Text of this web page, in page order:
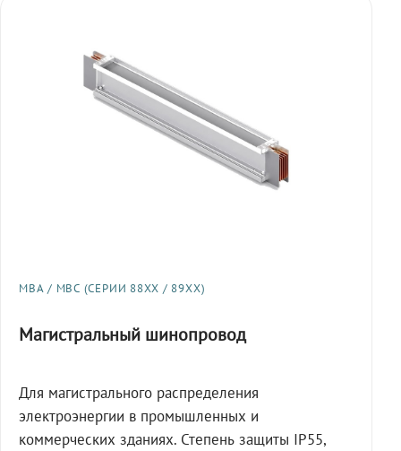
МВА / МВС (СЕРИИ 88XX / 89XX)
Магистральный шинопровод
Для магистрального распределения
электроэнергии в промышленных и
коммерческих зданиях. Степень защиты IP55,